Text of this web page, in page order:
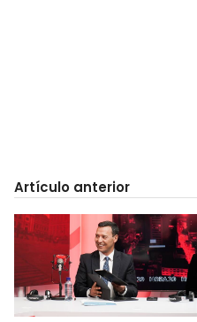
Artículo anterior